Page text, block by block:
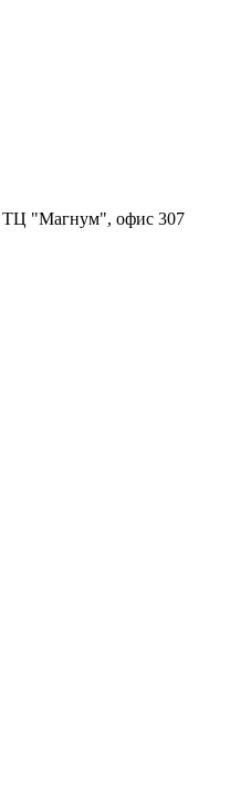
ТЦ "Магнум", офис 307